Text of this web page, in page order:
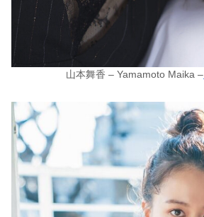
山本舞香 – Yamamoto Maika –